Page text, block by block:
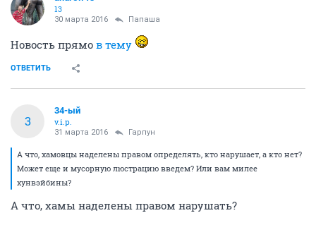
13
30 марта 2016 Папаша
Новость прямо в тему
ОТВЕТИТЬ
3
34-ый
v.i.p.
31 марта 2016 Гарпун
А что, хамовцы наделены правом определять, кто нарушает, а кто нет?
Может еще и мусорную люстрацию введем? Или вам милее
хунвэйбины?
А что, хамы наделены правом нарушать?